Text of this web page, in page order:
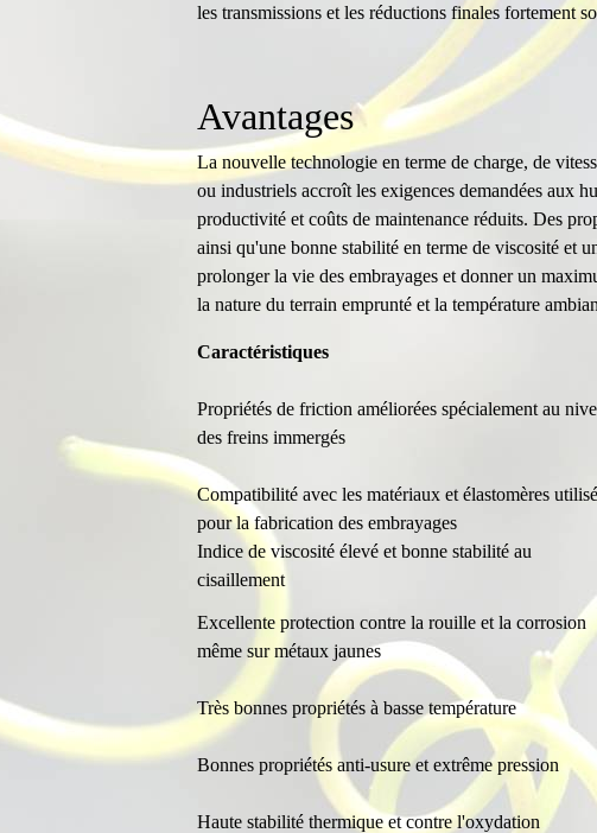
les transmissions et les réductions finales fortement
Avantages
La nouvelle technologie en terme de charge, de
ou industriels accroît les exigences demandées aux
productivité et coûts de maintenance réduits. Des
ainsi qu'une bonne stabilité en terme de viscosité et
prolonger la vie des embrayages et donner un
la nature du terrain emprunté et la température
Caractéristiques
Propriétés de friction améliorées spécialement au
des freins immergés
Compatibilité avec les matériaux et élastomères
pour la fabrication des embrayages
Indice de viscosité élevé et bonne stabilité au
cisaillement
Excellente protection contre la rouille et la corrosion
même sur métaux jaunes
Très bonnes propriétés à basse température
Bonnes propriétés anti-usure et extrême pression
Haute stabilité thermique et contre l'oxydation